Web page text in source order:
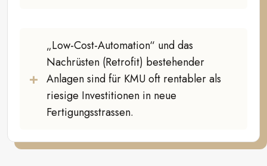
„Low-Cost-Automation“ und das
Nachrüsten (Retrofit) bestehender
Anlagen sind für KMU oft rentabler als
riesige Investitionen in neue
Fertigungsstrassen.